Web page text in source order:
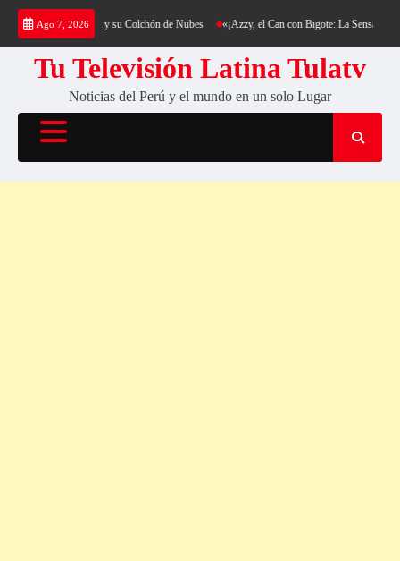
Saltar
contenido
Ago 7, 2026
al Cerro Cantería y su Colchón de Nubes «¡Azzy, el Can con Bigote: La Sensación
Tu Televisión Latina Tulatv
Noticias del Perú y el mundo en un solo Lugar